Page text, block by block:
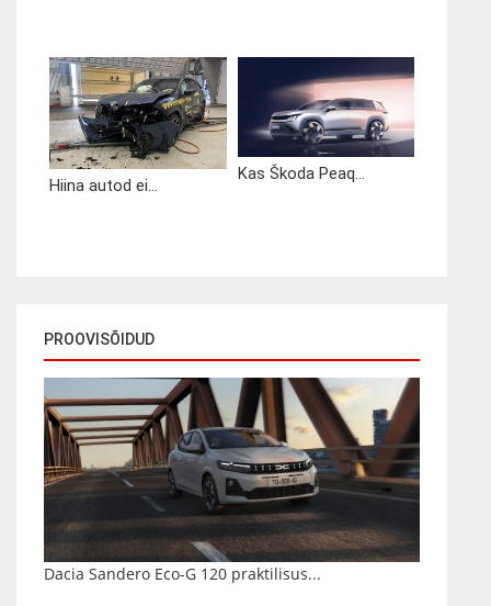
Hiina autod ei...
Kas Škoda Peaq...
PROOVISÕIDUD
Dacia Sandero Eco-G 120 praktilisus...